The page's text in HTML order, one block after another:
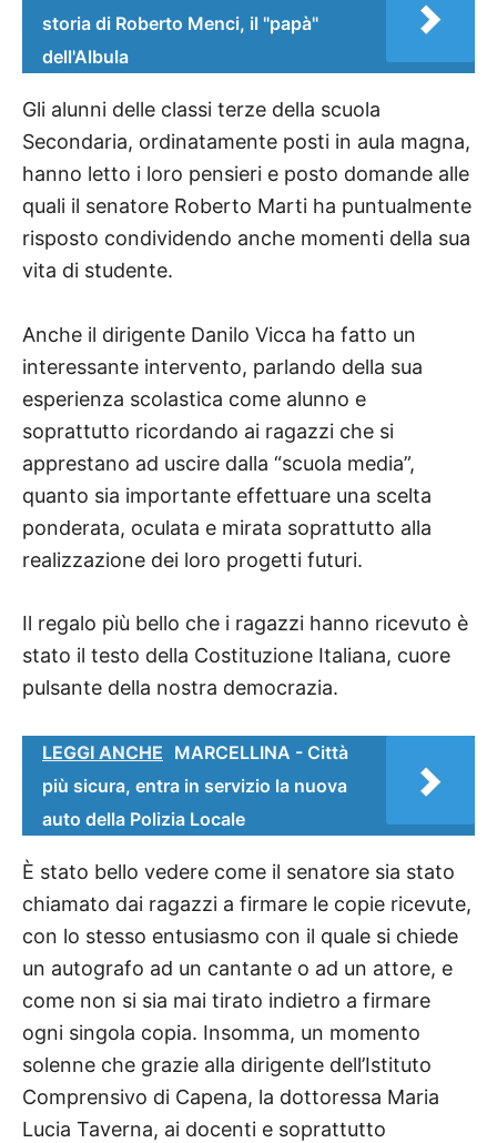
storia di Roberto Menci, il "papà"
dell'Albula
Gli alunni delle classi terze della scuola
Secondaria, ordinatamente posti in aula magna,
hanno letto i loro pensieri e posto domande alle
quali il senatore Roberto Marti ha puntualmente
risposto condividendo anche momenti della sua
vita di studente.
Anche il dirigente Danilo Vicca ha fatto un
interessante intervento, parlando della sua
esperienza scolastica come alunno e
soprattutto ricordando ai ragazzi che si
apprestano ad uscire dalla “scuola media”,
quanto sia importante effettuare una scelta
ponderata, oculata e mirata soprattutto alla
realizzazione dei loro progetti futuri.
Il regalo più bello che i ragazzi hanno ricevuto è
stato il testo della Costituzione Italiana, cuore
pulsante della nostra democrazia.
LEGGI ANCHE MARCELLINA - Città
più sicura, entra in servizio la nuova
auto della Polizia Locale
È stato bello vedere come il senatore sia stato
chiamato dai ragazzi a firmare le copie ricevute,
con lo stesso entusiasmo con il quale si chiede
un autografo ad un cantante o ad un attore, e
come non si sia mai tirato indietro a firmare
ogni singola copia. Insomma, un momento
solenne che grazie alla dirigente dell’Istituto
Comprensivo di Capena, la dottoressa Maria
Lucia Taverna, ai docenti e soprattutto